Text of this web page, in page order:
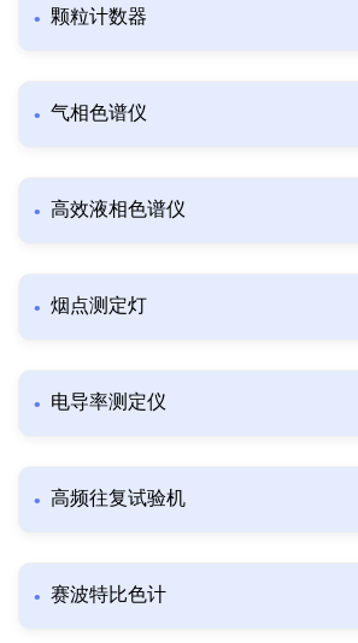
颗粒计数器
气相色谱仪
高效液相色谱仪
烟点测定灯
电导率测定仪
高频往复试验机
赛波特比色计